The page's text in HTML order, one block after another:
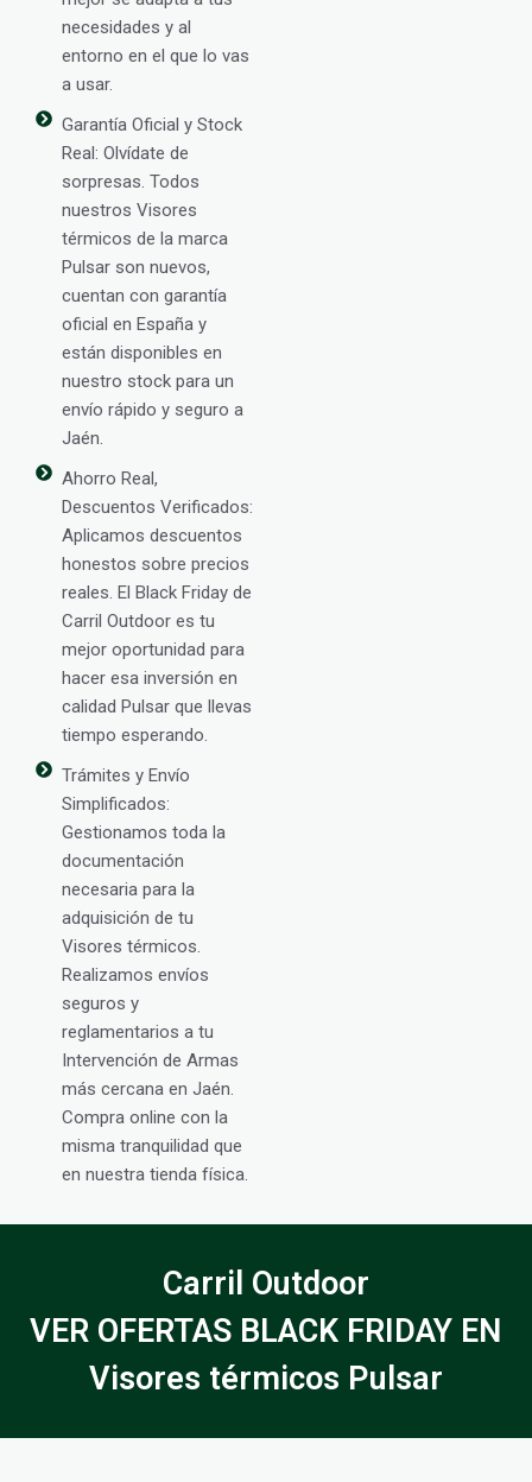
necesidades y al
entorno en el que lo vas
a usar.
Garantía Oficial y Stock
Real: Olvídate de
sorpresas. Todos
nuestros Visores
térmicos de la marca
Pulsar son nuevos,
cuentan con garantía
oficial en España y
están disponibles en
nuestro stock para un
envío rápido y seguro a
Jaén.
Ahorro Real,
Descuentos Verificados:
Aplicamos descuentos
honestos sobre precios
reales. El Black Friday de
Carril Outdoor es tu
mejor oportunidad para
hacer esa inversión en
calidad Pulsar que llevas
tiempo esperando.
Trámites y Envío
Simplificados:
Gestionamos toda la
documentación
necesaria para la
adquisición de tu
Visores térmicos.
Realizamos envíos
seguros y
reglamentarios a tu
Intervención de Armas
más cercana en Jaén.
Compra online con la
misma tranquilidad que
en nuestra tienda física.
Carril Outdoor
VER OFERTAS BLACK FRIDAY EN
Visores térmicos Pulsar